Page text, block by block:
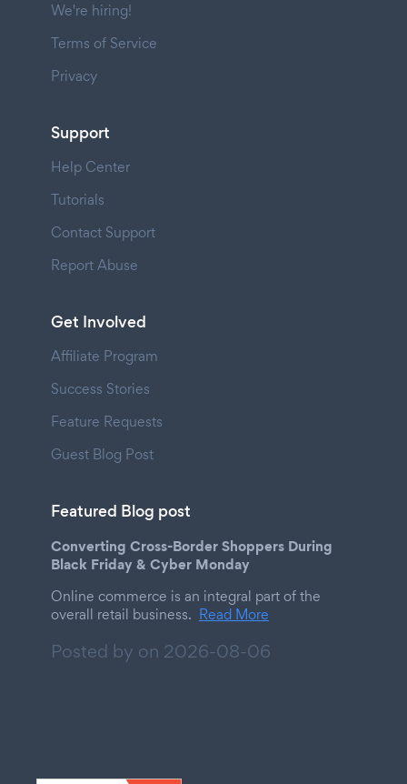
We're hiring!
Terms of Service
Privacy
Support
Help Center
Tutorials
Contact Support
Report Abuse
Get Involved
Affiliate Program
Success Stories
Feature Requests
Guest Blog Post
Featured Blog post
Converting Cross-Border Shoppers During
Black Friday & Cyber Monday
Online commerce is an integral part of the
overall retail business. Read More
Posted by on 2026-08-06